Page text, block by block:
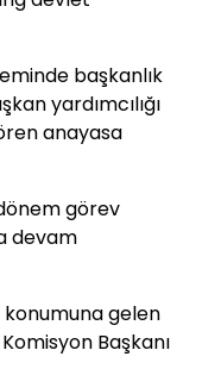
başkanlık
yardımcılığı
anayasa
görev
devam
konumuna gelen
Başkanı